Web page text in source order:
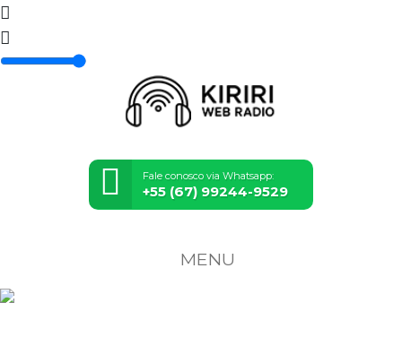
Fale conosco via Whatsapp:
+55 (67) 99244-9529
MENU